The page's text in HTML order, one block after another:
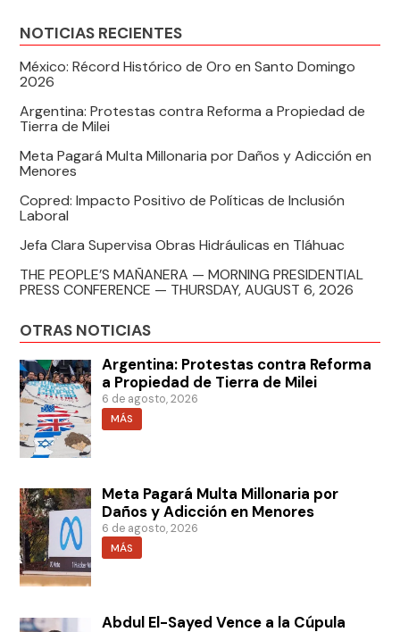
NOTICIAS RECIENTES
México: Récord Histórico de Oro en Santo Domingo
2026
Argentina: Protestas contra Reforma a Propiedad de
Tierra de Milei
Meta Pagará Multa Millonaria por Daños y Adicción en
Menores
Copred: Impacto Positivo de Políticas de Inclusión
Laboral
Jefa Clara Supervisa Obras Hidráulicas en Tláhuac
THE PEOPLE’S MAÑANERA — MORNING PRESIDENTIAL
PRESS CONFERENCE — THURSDAY, AUGUST 6, 2026
OTRAS NOTICIAS
Argentina: Protestas contra Reforma
a Propiedad de Tierra de Milei
6 de agosto, 2026
MÁS
Meta Pagará Multa Millonaria por
Daños y Adicción en Menores
6 de agosto, 2026
MÁS
Abdul El-Sayed Vence a la Cúpula